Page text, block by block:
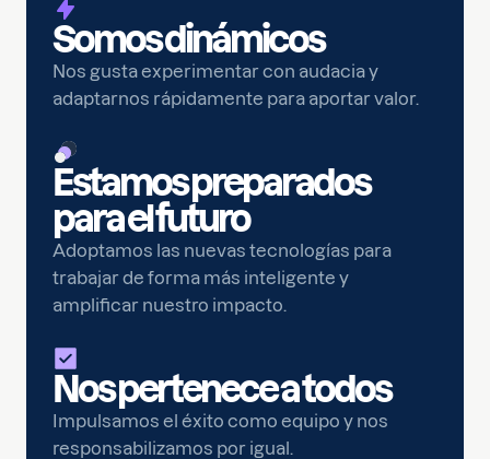
Somos dinámicos
Nos gusta experimentar con audacia y
adaptarnos rápidamente para aportar valor.
Estamos preparados
para el futuro
Adoptamos las nuevas tecnologías para
trabajar de forma más inteligente y
amplificar nuestro impacto.
Nos pertenece a todos
Impulsamos el éxito como equipo y nos
responsabilizamos por igual.